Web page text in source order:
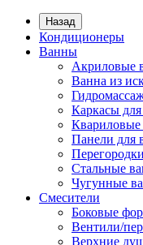
Назад
Кондиционеры
Ванны
Акриловые
Ванна из
Каркасы
Панели для
Стальные
Чугунные
Смесители
Боковые
Вентили/
Верхние